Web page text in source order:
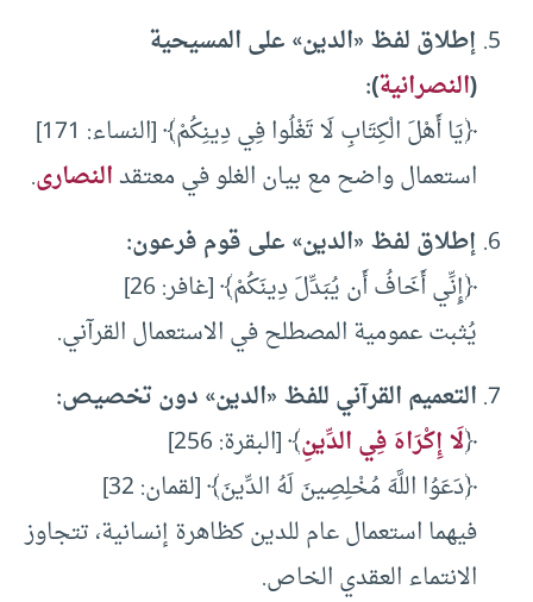
إطلاق لفظ «الدين» على المسيحية
(النصرانية)
:
﴿يَا أَهْلَ الْكِتَابِ لَا تَغْلُوا فِي دِينِكُمْ﴾ [النساء: 171]
استعمال واضح مع بيان الغلو في معتقدالنصارى.
إطلاق لفظ «الدين» على قوم فرعون:
﴿إِنِّي أَخَافُ أَن يُبَدِّلَ دِينَكُمْ﴾ [غافر: 26]
يُثبت عمومية المصطلح في الاستعمال القرآني.
التعميم القرآني للفظ «الدين» دون تخصيص:
﴿لَا إِكْرَاهَ فِي الدِّينِ﴾ [البقرة: 256]
﴿دَعَوُا اللَّهَ مُخْلِصِينَ لَهُ الدِّينَ﴾ [لقمان: 32]
فيهما استعمال عام للدين كظاهرة إنسانية، تتجاوز
الانتماء العقدي الخاص.